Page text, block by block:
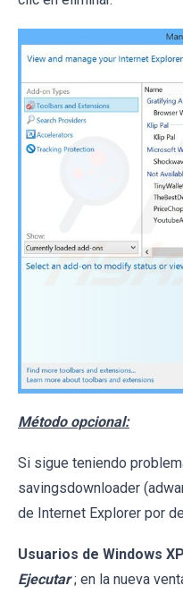
Método opcional:
Si sigue teniendo
savingsdownloader
de Internet Explorer por
Usuarios de Windows XP
Ejecutar ; en la nueva